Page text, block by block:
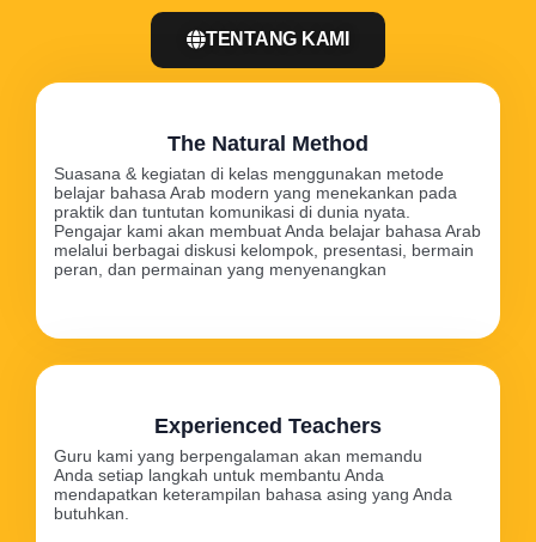
TENTANG KAMI
The Natural Method
Suasana & kegiatan di kelas menggunakan metode
belajar bahasa Arab modern yang menekankan pada
praktik dan tuntutan komunikasi di dunia nyata.
Pengajar kami akan membuat Anda belajar bahasa Arab
melalui berbagai diskusi kelompok, presentasi, bermain
peran, dan permainan yang menyenangkan
Experienced Teachers
Guru kami yang berpengalaman akan memandu
Anda setiap langkah untuk membantu Anda
mendapatkan keterampilan bahasa asing yang Anda
butuhkan.